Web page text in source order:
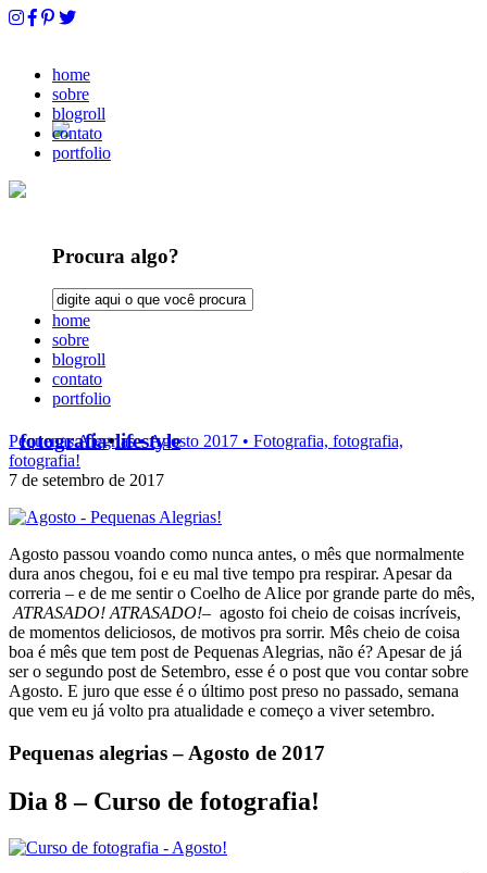
home
sobre
blogroll
contato
portfolio
Procura algo?
home
sobre
blogroll
contato
portfolio
fotografia•lifestyle
Pequenas Alegrias • Agosto 2017 • Fotografia, fotografia,
fotografia!
7 de setembro de 2017
Agosto passou voando como nunca antes, o mês que normalmente
dura anos chegou, foi e eu mal tive tempo pra respirar. Apesar da
correria – e de me sentir o Coelho de Alice por grande parte do mês,
ATRASADO! ATRASADO!– agosto foi cheio de coisas incríveis,
de momentos deliciosos, de motivos pra sorrir. Mês cheio de coisa
boa é mês que tem post de Pequenas Alegrias, não é? Apesar de já
ser o segundo post de Setembro, esse é o post que vou contar sobre
Agosto. E juro que esse é o último post preso no passado, semana
que vem eu já volto pra atualidade e começo a viver setembro.
Pequenas alegrias – Agosto de 2017
Dia 8 – Curso de fotografia!